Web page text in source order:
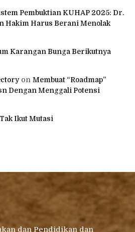
Pembuktian KUHAP 2025: Dr.
Hakim Harus Berani Menolak
Karangan Bunga Berikutnya
on Membuat “Roadmap”
Dengan Menggali Potensi
Ikut Mutasi
dan Pendidikan dan